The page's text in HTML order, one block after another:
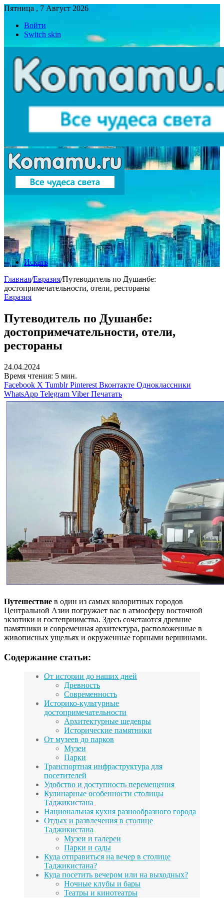
Пятница , 7 Август 2026
Войти
Switch skin
Искать
Главная/Евразия/Путеводитель по Душанбе:
достопримечательности, отели, рестораны
Евразия
Путеводитель по Душанбе:
достопримечательности, отели,
рестораны
24.04.2024
Время чтения: 5 мин.
Facebook X Tumblr Pinterest Вконтакте Одноклассники
WhatsApp Telegram Viber Печатать
Путешествие в один из самых колоритных городов
Центральной Азии погружает вас в атмосферу восточной
экзотики и гостеприимства. Здесь сочетаются древние
памятники и современная архитектура, расположенные в
живописных ущельях и окруженные горными вершинами.
Содержание статьи:
От истории до наших дней
Древность
Современность
Историко-культурные
достопримечательности
Архитектурные шедевры
Исторические памятники
От музеев до парков
Музеи
Парки
Транспортная инфраструктура для
посетителей
Удобство и доступность перемещения
Кулинарные особенности столицы
Таджикистана
Национальная кухня разнообразного города
Отдых и развлечения в столице
Таджикистана
Музеи и галереи
Парки и сады
Куда отправиться на вечер в столице
Таджикистана?
Куда посетить вечером или на выходных?
Ночные клубы и бары
Театры и кинотеатры